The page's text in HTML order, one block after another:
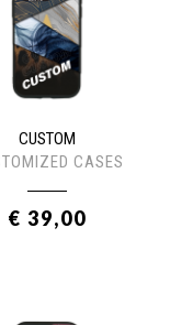
CUSTOM
CASES
€ 39,00